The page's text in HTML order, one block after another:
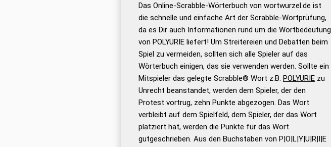
Wortwurzel liefert mit Hilfe eines semantischen
Wortanalyse-Algorithmus gute Anhaltspunkte zu
Wortbedeutung, Worttrennung und Wortform, um die
Gültigkeit eines Wortes für das Scrabble-Spiel zu
bestimmen! zugelassene Turnier Scrabble-
Wörterbücher sind:
Duden – Standardwerk in 12
Bänden
Duden – Richtiges und gutes
Deutsch
Das Online-Scrabble-Wörterbuch von wortwurzel.de ist
die schnelle und einfache Art der Scrabble-Wortprüfung,
da es Dir auch Informationen rund um die Wortbedeutung
von POLYURIE liefert! Um Streitereien und Debatten beim
Spiel zu vermeiden, sollten sich alle Spieler auf das
Wörterbuch einigen, das sie verwenden werden. Sollte ein
Mitspieler das gelegte Scrabble® Wort z.B. POLYURIEzu
Unrecht beanstandet, werden dem Spieler, der den
Protest vortrug, zehn Punkte abgezogen. Das Wort
verbleibt auf dem Spielfeld, dem Spieler, der das Wort
platziert hat, werden die Punkte für das Wort
gutgeschrieben. Aus den Buchstaben von P|O|L|Y|U|R|I|E